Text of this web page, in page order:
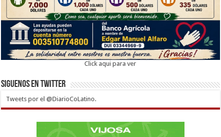
Click aqui para ver
Siguenos en twitter
Tweets por el @DiarioCoLatino.